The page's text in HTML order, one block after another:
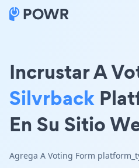
Incrustar A
Silvrback
En Su Sitio
Agrega A Voting Form